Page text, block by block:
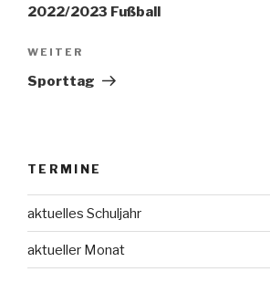
2022/2023 Fußball
Nächster
Beitrag
WEITER
Sporttag
TERMINE
aktuelles Schuljahr
aktueller Monat